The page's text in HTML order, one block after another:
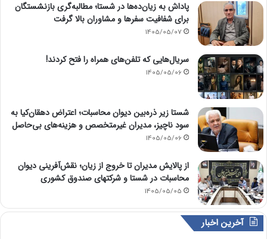
پاداش به زیان‌ده‌ها در شستا؛ مطالبه‌گری بازنشستگان
برای شفافیت سفرها و مشاوران بالا گرفت
1405/05/07
سریال‌هایی که تلفن‌های همراه را فتح کردند!
1405/05/06
شستا زیر ذره‌بین دیوان محاسبات؛ اعتراض دهقان‌کیا به
سود ناچیز، مدیران غیرمتخصص و هزینه‌های بی‌حاصل
1405/05/06
از پالایش مدیران تا خروج از زیان؛ نقش‌آفرینی دیوان
محاسبات در شستا و شرکتهای صندوق کشوری
1405/05/05
آخرین اخبار